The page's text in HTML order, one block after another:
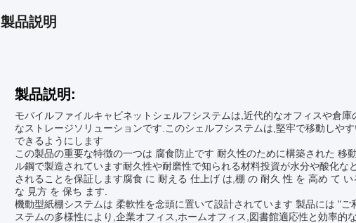
製品説明
製品説明:
モバイルファイルキャビネットシェルフシステムは,近代的なオフィスや倉
なストレージソリューションです.このシェルフシステムは,堅牢で移動しや
できるようにします
この製品の重要な特徴の一つは 腐食防止です 耐久性のために構築された 移
ル鋼で製造されています耐久性や耐磨性で知られる材料投資が水分や酸化
されることを保証します腐食 に 耐える 仕上げ は,棚 の 耐久 性 を 高め て
な 見方 を 保ち ます.
機動型紙棚システムは 柔軟性を念頭に置いて設計されています 製品には "
ステムの多様性により,企業オフィス,ホームオフィス,図書館適応性と効率的